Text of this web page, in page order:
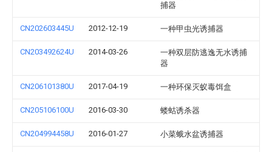
捕器
CN202603445U 2012-12-19 一种甲虫光诱捕器
CN203492624U 2014-03-26
一种双层防逃逸无水诱捕
器
CN206101380U 2017-04-19 一种环保灭蚁毒饵盒
CN205106100U 2016-03-30 蝼蛄诱杀器
CN204994458U 2016-01-27 小菜蛾水盆诱捕器